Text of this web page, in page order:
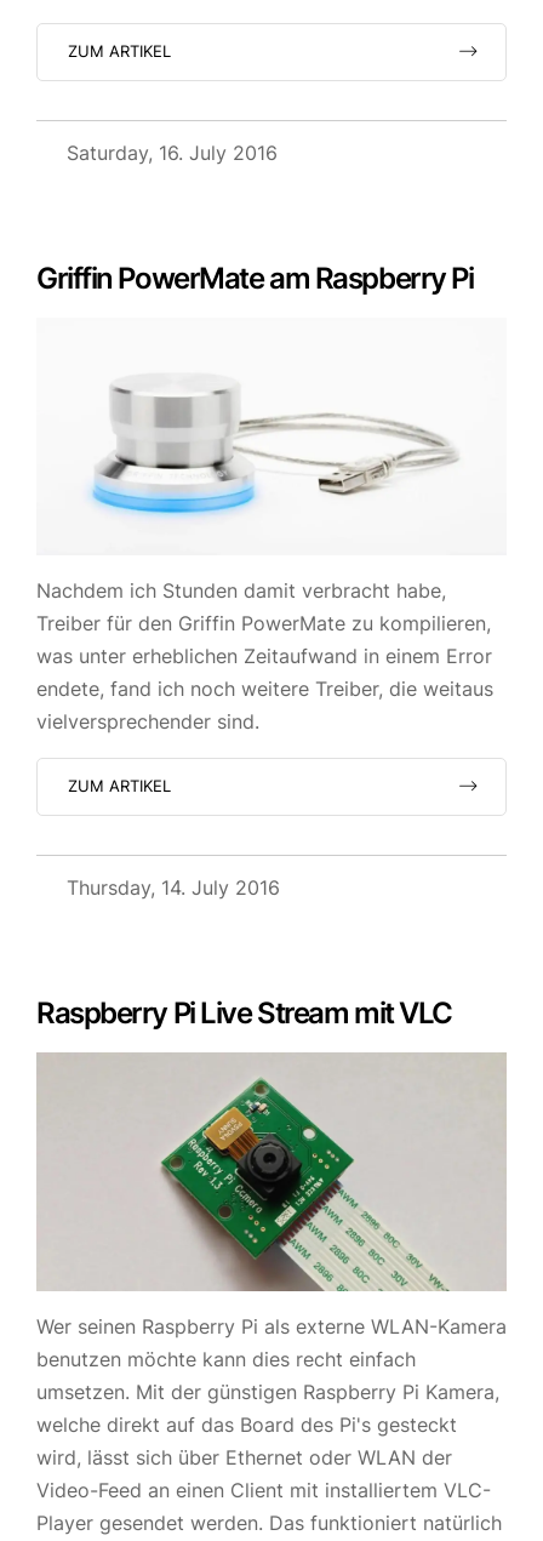
ZUM ARTIKEL
Saturday, 16. July 2016
Griffin PowerMate am Raspberry Pi
Nachdem ich Stunden damit verbracht habe,
Treiber für den Griffin PowerMate zu kompilieren,
was unter erheblichen Zeitaufwand in einem Error
endete, fand ich noch weitere Treiber, die weitaus
vielversprechender sind.
ZUM ARTIKEL
Thursday, 14. July 2016
Raspberry Pi Live Stream mit VLC
Wer seinen Raspberry Pi als externe WLAN-Kamera
benutzen möchte kann dies recht einfach
umsetzen. Mit der günstigen Raspberry Pi Kamera,
welche direkt auf das Board des Pi's gesteckt
wird, lässt sich über Ethernet oder WLAN der
Video-Feed an einen Client mit installiertem VLC-
Player gesendet werden. Das funktioniert natürlich